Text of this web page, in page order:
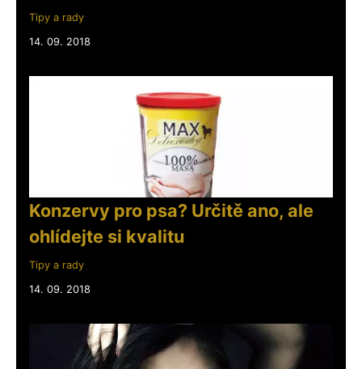
Tipy a rady
14. 09. 2018
Konzervy pro psa? Určitě ano, ale
ohlídejte si kvalitu
Tipy a rady
14. 09. 2018